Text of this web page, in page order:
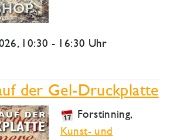
, 10:30 - 16:30 Uhr
der Gel-Druckplatte
Forstinning,
Kunst- und